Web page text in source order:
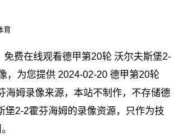
育
免费在线观看德甲第20轮 沃尔夫斯堡2-
，为您提供 2024-02-20 德甲第20轮
海姆录像来源，本站不制作，不存储德
堡2-2霍芬海姆的录像资源，只作为技